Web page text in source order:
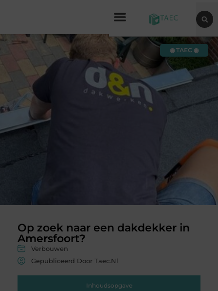
Op zoek naar een dakdekker in
Amersfoort?
Verbouwen
Gepubliceerd Door Taec.nl
Inhoudsopgave
◉ TAEC ◉